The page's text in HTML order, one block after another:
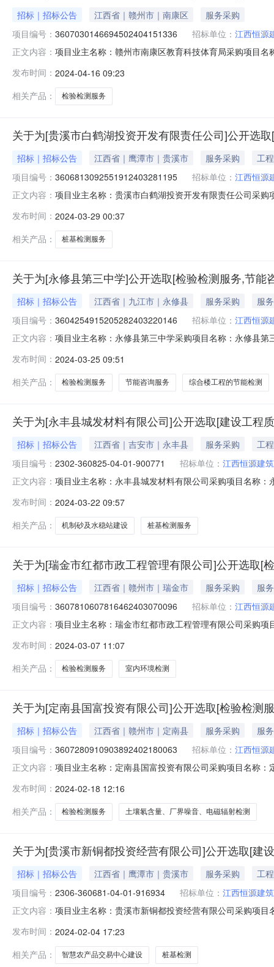
招标｜招标公告 江西省｜赣州市｜南康区
服务采购
项目编号： 3607030146694502404151336 招标单位： 江西恒源
正文内容： 项目业主名称：赣州市南康区教育科技体育局采购项目
明：以财政审定价为最终价格服务内容：委托单位对南
发布时间： 2024-04-16 09:23
相关产品：
检验检测服务
关于为[贵溪市白鹤湖投资开发有限责任公司]公开选
招标｜招标公告 江西省｜鹰潭市｜贵溪市 服务采购
工程
项目编号： 3606813092551912403281195 招标单位： 江西恒源
正文内容： 项目业主名称：贵溪市白鹤湖投资开发有限责任公司采
洽谈时间：3（个工作日）签订合同时间：15（个工作日
发布时间： 2024-03-29 00:37
相关产品：
桩基检测服务
关于为[永修县第三中学]公开选取[检验检测服务,节能
招标｜招标公告 江西省｜九江市｜永修县 服务采购
服务
项目编号： 3604254915205282403220146 招标单位： 江西恒源
正文内容： 项目业主名称：永修县第三中学采购项目名称：永修县
程的节能检测的服务洽谈时间：3（个工作日）签订合同
江西恒源
发布时间： 2024-03-25 09:51
相关产品：
检验检测服务 节能咨询服务 综合楼工程的节能检测
关于为[永丰县城发材料有限公司]公开选取[建设工程
招标｜招标公告 江西省｜吉安市｜永丰县 服务采购
工程
项目编号： 2302-360825-04-01-900771 招标单位： 江西恒源建
正文内容： 项目业主名称：永丰县城发材料有限公司采购项目名称
签订合同时间：15（个工作日）合同备案时间：5（个工
发布时间： 2024-03-22 09:57
相关产品：
机制砂及水稳站建设 桩基检测服务
关于为[瑞金市红都市政工程管理有限公司]公开选取[
招标｜招标公告 江西省｜赣州市｜瑞金市 服务采购
服务
项目编号： 3607810607816462403070096 招标单位： 江西恒源
正文内容： 项目业主名称：瑞金市红都市政工程管理有限公司采购
单价2800元，合计142800元，打7折后97100元。服务
发布时间： 2024-03-07 11:07
相关产品：
检验检测服务 室内环境检测
关于为[定南县国富投资有限公司]公开选取[检验检测
招标｜招标公告 江西省｜赣州市｜定南县 服务采购
服务
项目编号： 3607280910903892402180063 招标单位： 江西恒源
正文内容： 项目业主名称：定南县国富投资有限公司采购项目名称
北校区工程建设项目土壤氡含量、厂界噪音、电磁辐射
方式：邀请直
发布时间： 2024-02-18 12:16
相关产品：
检验检测服务 土壤氡含量、厂界噪音、电磁辐射检测
关于为[贵溪市新铜都投资经营有限公司]公开选取[建
招标｜招标公告 江西省｜鹰潭市｜贵溪市 服务采购
工程
项目编号： 2306-360681-04-01-916934 招标单位： 江西恒源建
正文内容： 项目业主名称：贵溪市新铜都投资经营有限公司采购项
洽谈时间：3（个工作日）签订合同时间：15（个工作日
发布时间： 2024-02-04 17:23
相关产品：
智慧农产品交易中心建设 桩基检测